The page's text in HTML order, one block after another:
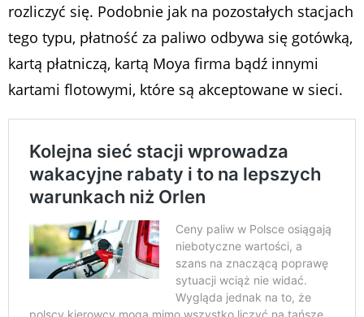
rozliczyć się. Podobnie jak na pozostałych stacjach
tego typu, płatność za paliwo odbywa się gotówką,
kartą płatniczą, kartą Moya firma bądź innymi
kartami flotowymi, które są akceptowane w sieci.